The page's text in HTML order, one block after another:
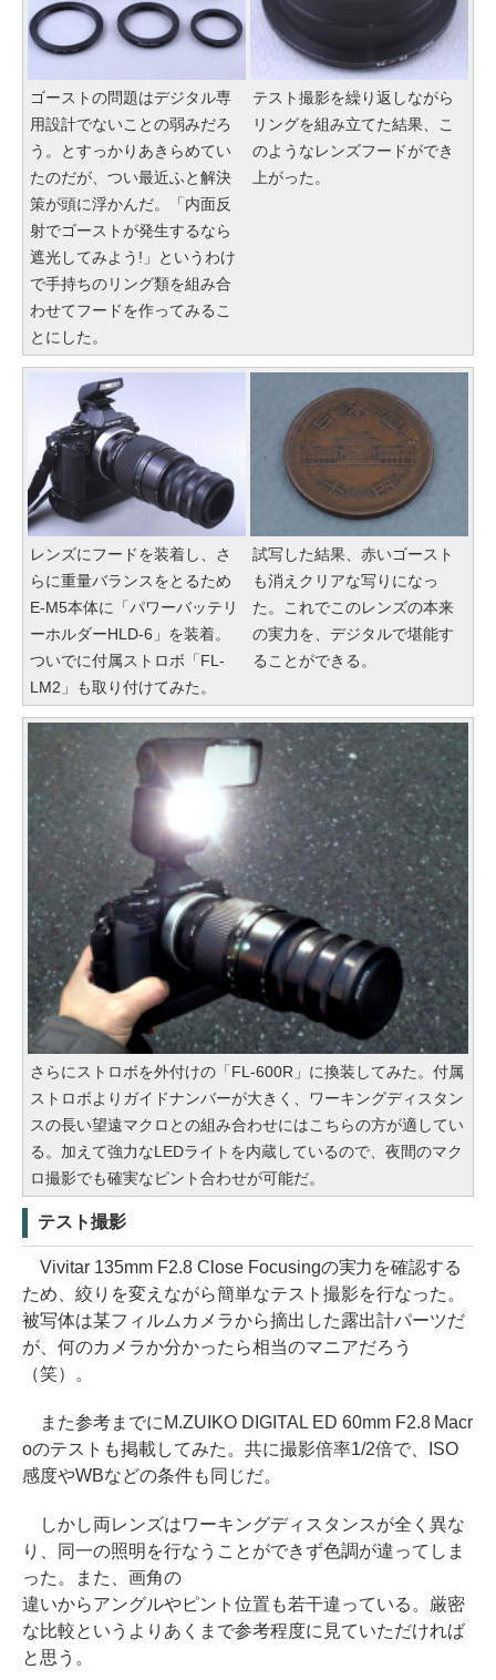
ゴーストの問題はデジタル専
用設計でないことの弱みだろ
う。とすっかりあきらめてい
たのだが、つい最近ふと解決
策が頭に浮かんだ。「内面反
射でゴーストが発生するなら
遮光してみよう!」というわけ
で手持ちのリング類を組み合
わせてフードを作ってみるこ
とにした。
テスト撮影を繰り返しながら
リングを組み立てた結果、こ
のようなレンズフードができ
上がった。
レンズにフードを装着し、さ
らに重量バランスをとるため
E-M5本体に「パワーバッテリ
ーホルダーHLD-6」を装着。
ついでに付属ストロボ「FL-
LM2」も取り付けてみた。
試写した結果、赤いゴースト
も消えクリアな写りになっ
た。これでこのレンズの本来
の実力を、デジタルで堪能す
ることができる。
さらにストロボを外付けの「FL-600R」に換装してみた。付属
ストロボよりガイドナンバーが大きく、ワーキングディスタン
スの長い望遠マクロとの組み合わせにはこちらの方が適してい
る。加えて強力なLEDライトを内蔵しているので、夜間のマク
ロ撮影でも確実なピント合わせが可能だ。
テスト撮影
Vivitar 135mm F2.8 Close Focusingの実力を確認する
ため、絞りを変えながら簡単なテスト撮影を行なった。
被写体は某フィルムカメラから摘出した露出計パーツだ
が、何のカメラか分かったら相当のマニアだろう
（笑）。
また参考までにM.ZUIKO DIGITAL ED 60mm F2.8 Macr
oのテストも掲載してみた。共に撮影倍率1/2倍で、ISO
感度やWBなどの条件も同じだ。
しかし両レンズはワーキングディスタンスが全く異な
り、同一の照明を行なうことができず色調が違ってしま
った。また、画角の
違いからアングルやピント位置も若干違っている。厳密
な比較というよりあくまで参考程度に見ていただければ
と思う。